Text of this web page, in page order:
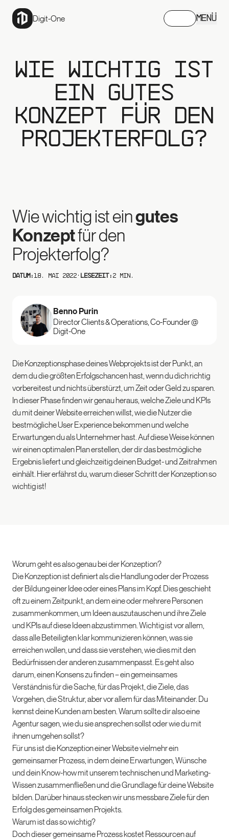
Digit-One MENÜ
Wie wichtig ist
ein gutes
Konzept für den
Projekterfolg?
Wie wichtig ist eingutes
Konzeptfür den
Projekterfolg?
Datum: 18. Mai 2022 · Lesezeit: 2 min.
Benno Purin
Director Clients & Operations, Co-Founder @
Digit-One
Die Konzeptionsphase deines Webprojekts ist der Punkt, an
dem du die größten Erfolgschancen hast, wenn du dich richtig
vorbereitest und nichts überstürzt, um Zeit oder Geld zu sparen.
In dieser Phase finden wir genau heraus, welche Ziele und KPIs
du mit deiner Website erreichen willst, wie die Nutzer die
bestmögliche User Experience bekommen und welche
Erwartungen du als Unternehmer hast. Auf diese Weise können
wir einen optimalen Plan erstellen, der dir das bestmögliche
Ergebnis liefert und gleichzeitig deinen Budget- und Zeitrahmen
einhält. Hier erfährst du, warum dieser Schritt der Konzeption so
wichtig ist!
Worum geht es also genau bei der Konzeption?
Die Konzeption ist definiert als die Handlung oder der Prozess
der Bildung einer Idee oder eines Plans im Kopf. Dies geschieht
oft zu einem Zeitpunkt, an dem eine oder mehrere Personen
zusammenkommen, um Ideen auszutauschen und ihre Ziele
und KPIs auf diese Ideen abzustimmen. Wichtig ist vor allem,
dass alle Beteiligten klar kommunizieren können, was sie
erreichen wollen, und dass sie verstehen, wie dies mit den
Bedürfnissen der anderen zusammenpasst. Es geht also
darum, einen Konsens zu finden – ein gemeinsames
Verständnis für die Sache, für das Projekt, die Ziele, das
Vorgehen, die Struktur, aber vor allem für das Miteinander. Du
kennst deine Kunden am besten. Warum sollte dir also eine
Agentur sagen, wie du sie ansprechen sollst oder wie du mit
ihnen umgehen sollst?
Für uns ist die Konzeption einer Website vielmehr ein
gemeinsamer Prozess, in dem deine Erwartungen, Wünsche
und dein Know-how mit unserem technischen und Marketing-
Wissen zusammenfließen und die Grundlage für deine Website
bilden. Darüber hinaus stecken wir uns messbare Ziele für den
Erfolg des gemeinsamen Projekts.
Warum ist das so wichtig?
Doch dieser gemeinsame Prozess kostet Ressourcen auf